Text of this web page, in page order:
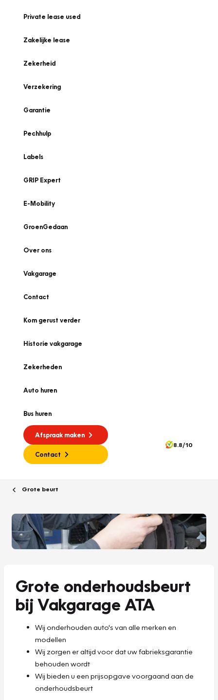
Private lease used
Zakelijke lease
Zekerheid
Verzekering
Garantie
Pechhulp
Labels
GRIP Expert
E-Mobility
GroenGedaan
Over ons
Vakgarage
Contact
Kom gerust verder
Historie vakgarage
Zekerheden
Auto huren
Bus huren
Afspraak maken
Contact
8.8/10
Grote beurt
Grote onderhoudsbeurt
bij Vakgarage ATA
Wij onderhouden auto's van alle merken en
modellen
Wij zorgen er altijd voor dat uw fabrieksgarantie
behouden wordt
Wij bieden u een prijsopgave voorgaand aan de
onderhoudsbeurt